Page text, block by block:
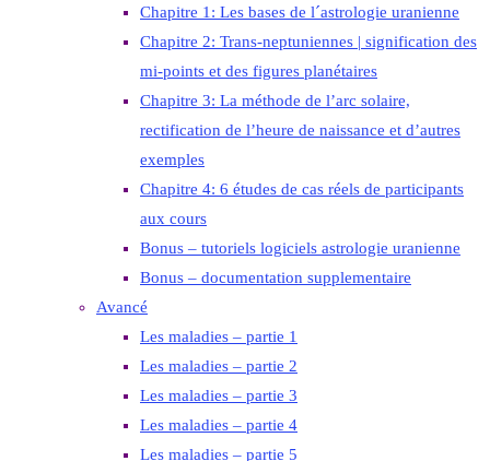
Chapitre 1: Les bases de l´astrologie uranienne
Chapitre 2: Trans-neptuniennes | signification des
mi-points et des figures planétaires
Chapitre 3: La méthode de l’arc solaire,
rectification de l’heure de naissance et d’autres
exemples
Chapitre 4: 6 études de cas réels de participants
aux cours
Bonus – tutoriels logiciels astrologie uranienne
Bonus – documentation supplementaire
Avancé
Les maladies – partie 1
Les maladies – partie 2
Les maladies – partie 3
Les maladies – partie 4
Les maladies – partie 5